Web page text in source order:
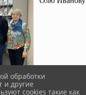
обработки
и другие
cookies такие как